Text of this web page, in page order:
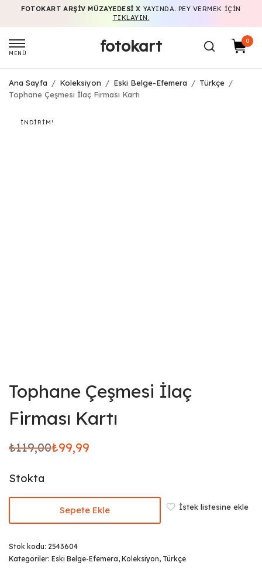
FOTOKART ARŞIV MÜZAYEDESI X YAYINDA. PEY VERMEK IÇIN
TIKLAYIN.
MENÜ fotokart 0
Ana Sayfa / Koleksiyon / Eski Belge-Efemera / Türkçe /
Tophane Çeşmesi İlaç Firması Kartı
İNDIRIM!
Tophane Çeşmesi İlaç
Firması Kartı
₺119,00
Orijinal
₺119,00.
₺99,99
Şu
fiyat:
₺99,99.
Stokta
Sepete Ekle İstek listesine ekle
Stok kodu: 2543604
Kategoriler: Eski Belge-Efemera, Koleksiyon, Türkçe